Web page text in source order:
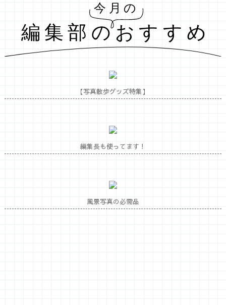
【写真散歩グッズ特集】
編集長も使ってます！
風景写真の必需品